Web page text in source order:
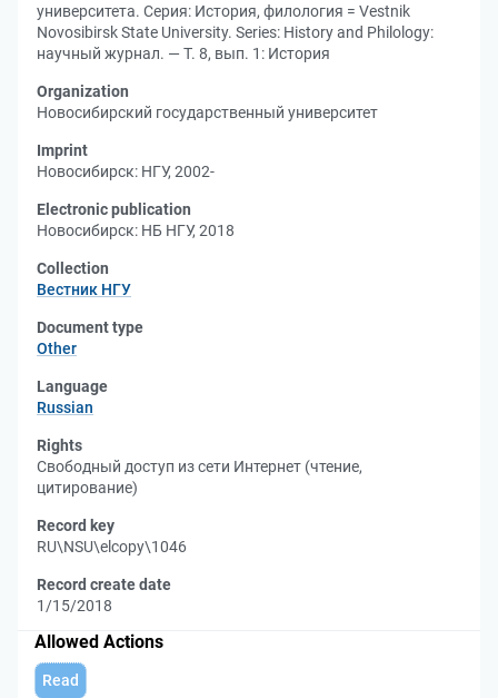
университета. Серия: История, филология = Vestnik
Novosibirsk State University. Series: History and Philology:
научный журнал. — Т. 8, вып. 1: История
Organization
Новосибирский государственный университет
Imprint
Новосибирск: НГУ, 2002-
Electronic publication
Новосибирск: НБ НГУ, 2018
Collection
Вестник НГУ
Document type
Other
Language
Russian
Rights
Свободный доступ из сети Интернет (чтение,
цитирование)
Record key
RU\NSU\elcopy\1046
Record create date
1/15/2018
Allowed Actions
Read